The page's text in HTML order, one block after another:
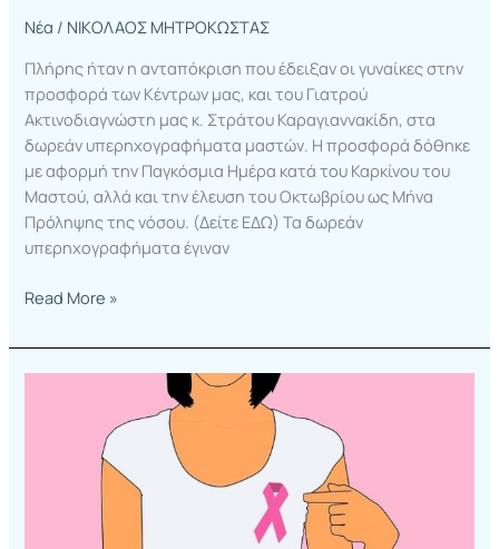
Νέα / ΝΙΚΟΛΑΟΣ ΜΗΤΡΟΚΩΣΤΑΣ
Πλήρης ήταν η ανταπόκριση που έδειξαν οι γυναίκες στην
προσφορά των Κέντρων μας, και του Γιατρού
Ακτινοδιαγνώστη μας κ. Στράτου Καραγιαννακίδη, στα
δωρεάν υπερηχογραφήματα μαστών. Η προσφορά δόθηκε
με αφορμή την Παγκόσμια Ημέρα κατά του Καρκίνου του
Μαστού, αλλά και την έλευση του Οκτωβρίου ως Μήνα
Πρόληψης της νόσου. (Δείτε ΕΔΩ) Τα δωρεάν
υπερηχογραφήματα έγιναν
Read More »